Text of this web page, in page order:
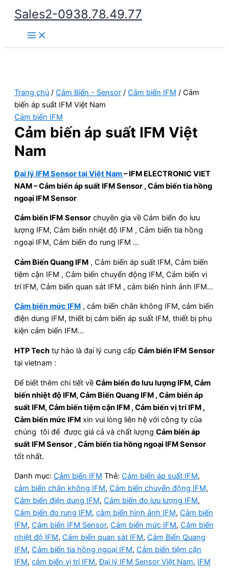
Nhảy
dung
Sales2-0938.78.49.77
Main
Menu
Trang chủ / Cảm Biến - Sensor / Cảm biến IFM / Cảm
biến áp suất IFM Việt Nam
Cảm biến IFM
Cảm biến áp suất IFM Việt
Nam
Đại lý IFM Sensor tại Việt Nam– IFM ELECTRONIC VIET
NAM – Cảm biến áp suất IFM Sensor , Cảm biến tia hồng
ngoại IFM Sensor
Cảm biến IFM Sensor chuyên gia về Cảm biến đo lưu
lượng IFM, Cảm biến nhiệt độ IFM , Cảm biến tia hồng
ngoại IFM, Cảm biến đo rung IFM …
Cảm Biến Quang IFM , Cảm biến áp suất IFM, Cảm biến
tiệm cận IFM , Cảm biến chuyển động IFM, Cảm biến vị
trí IFM, Cảm biến quan sát IFM , cảm biến hình ảnh IFM…
Cảm biến mức IFM , cảm biến chân không IFM, cảm biến
điện dung IFM, thiết bị cảm biến áp suất IFM, thiết bị phụ
kiện cảm biến IFM…
HTP Tech tự hào là đại lý cung cấp Cảm biến IFM Sensor
tại vietnam :
Để biết thêm chi tiết về Cảm biến đo lưu lượng IFM, Cảm
biến nhiệt độ IFM, Cảm Biến Quang IFM , Cảm biến áp
suất IFM, Cảm biến tiệm cận IFM , Cảm biến vị trí IFM ,
Cảm biến mức IFM xin vui lòng liên hệ với công ty của
chúng tôi để được giá cả và chất lượng Cảm biến áp
suất IFM Sensor , Cảm biến tia hồng ngoại IFM Sensor
tốt nhất.
Danh mục: Cảm biến IFM Thẻ: Cảm biến áp suất IFM,
cảm biến chân không IFM, Cảm biến chuyển động IFM,
Cảm biến điện dung IFM, Cảm biến đo lưu lượng IFM,
Cảm biến đo rung IFM, cảm biến hình ảnh IFM, Cảm biến
IFM, Cảm biến IFM Sensor, Cảm biến mức IFM, Cảm biến
nhiệt độ IFM, Cảm biến quan sát IFM, Cảm Biến Quang
IFM, Cảm biến tia hồng ngoại IFM, Cảm biến tiệm cận
IFM, cảm biến vị trí IFM,Đại lý IFM Sensor Việt Nam, IFM